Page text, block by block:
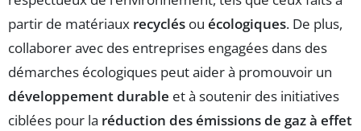
partir de matériaux recyclés ou écologiques. De plus,
collaborer avec des entreprises engagées dans des
démarches écologiques peut aider à promouvoir un
développement durable et à soutenir des initiatives
ciblées pour la réduction des émissions de gaz à effet